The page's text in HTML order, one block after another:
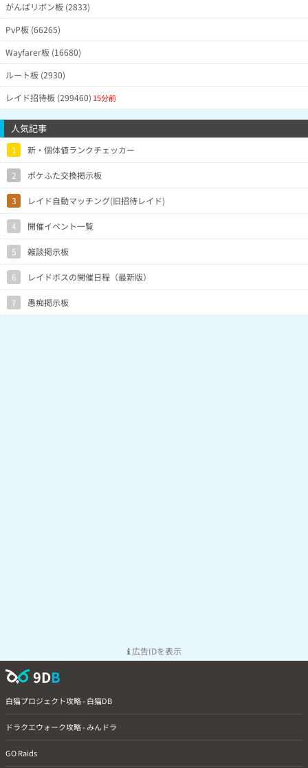
がんばリボン板 (2833)
PvP板 (66265)
Wayfarer板 (16680)
ルート板 (2930)
レイド招待板 (299460) 15分前
人気記事
1 新・個体値ランクチェッカー
2 ポケふた交換掲示板
3 レイド自動マッチング(旧招待レイド)
4 開催イベント一覧
5 雑談掲示板
6 レイドボスの開催日程（最新版）
7 愚痴掲示板
広告IDを表示
9DB
白猫プロジェクト攻略 - 白猫DB
ドラクエウォーク攻略 - みんドラ
GO Raids